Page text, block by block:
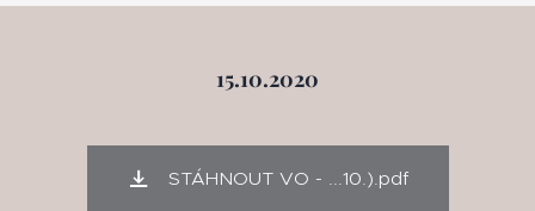
15.10.2020
STÁHNOUT VO - ...10.).pdf